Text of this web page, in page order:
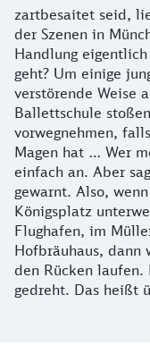
zartbesaitet seid,
der Szenen in
Handlung
geht? Um einige
verstörende Weise
Ballettschule
vorwegnehmen,
Magen hat … Wer
einfach an. Aber
gewarnt. Also,
Königsplatz
Flughafen, im
Hofbräuhaus, dann
den Rücken
gedreht. Das heißt